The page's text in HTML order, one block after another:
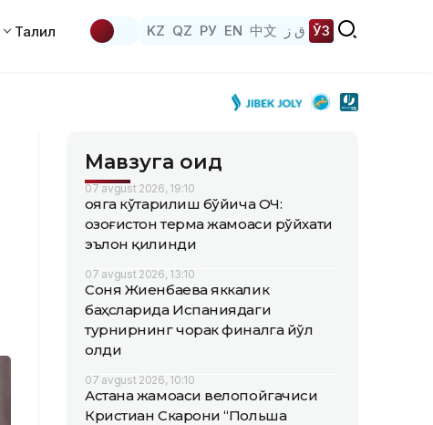
Таҳлил KZ QZ РУ EN 中文 ق ز ЎЗ
Мавзуга оид
07 avgust 2026, 19:10
Қояга кўтарилиш бўйича ОЧ:
Қозоғистон терма жамоаси рўйхати
эълон қилинди
07 avgust 2026, 13:10
Соня Жиенбаева яккалик
баҳсларида Испаниядаги
турнирнинг чорак финалга йўл
олди
07 avgust 2026, 10:10
Астана жамоаси велопойгачиси
Кристиан Скарони “Польша